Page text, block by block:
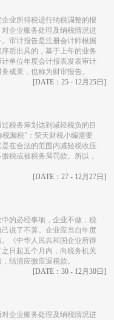
业所得税进行纳税调整的报
企业账务处理及纳税情况进
审计报告是注册会计师根据
后出具的，基于上年的业务
单位年度会计报表发表审计
成果，也称为财审报告。
[DATE：25 - 12月25日]
税务筹划达到减轻税负的目
税漏税”：荣天财税小编需要
在合法的范围内减轻税收压
税或被税务局罚款。所以，
[DATE：27 - 12月27日]
的必经事项，企业不做，税
说了不算。企业应当自年度
《中华人民共和国企业所得
日起五个月内，向税务机关
结清应缴应退税款。
[DATE：30 - 12月30日]
企业账务处理及纳税情况进